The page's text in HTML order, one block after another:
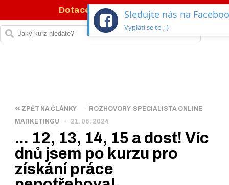
Dotace 77 %na IT kurzy →
ZPĚT NA ČLÁNKY- ROZHOVORY SPECIALISTA ONLINE
MARKETINGU
- 21. 06. 2024
... 12, 13, 14, 15 a dost! Víc
dnů jsem po kurzu pro
získání práce
Sledujte nás na
Vyplatí se to ;-)